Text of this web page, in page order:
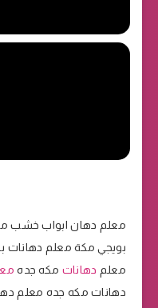
معلم دهان ابواب خشب
بويجي مكة معلم دهانات
معلم دهانات مكه جده
دهانات مكه جده معلم